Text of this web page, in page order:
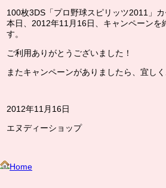
100枚3DS「プロ野球スピリッツ2011」カ
本日、2012年11月16日、キャンペーンを
す。
ご利用ありがとうございました！
またキャンペーンがありましたら、宜し
2012年11月16日
エヌディーショップ
Home